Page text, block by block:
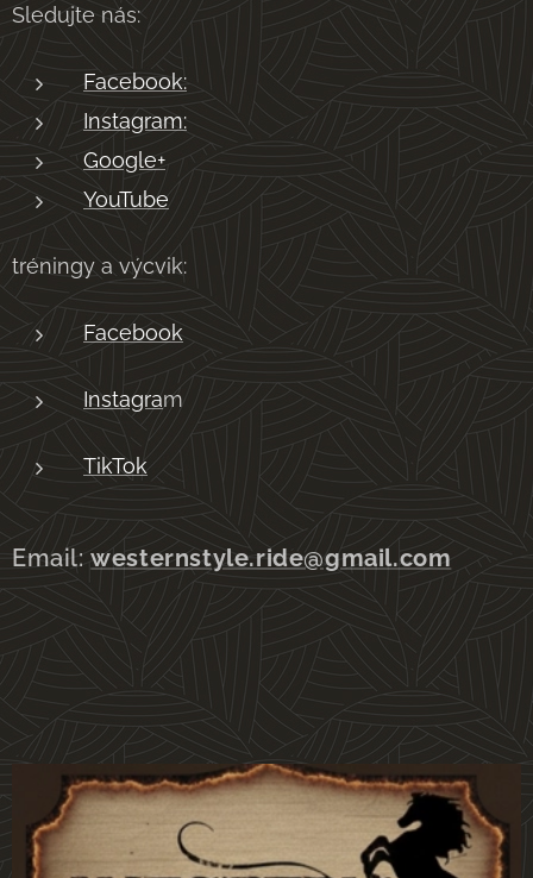
Sledujte nás:
Facebook:
Instagram:
Google+
YouTube
tréningy a výcvik:
Facebook
Instagram
TikTok
Email:westernstyle.ride@gmail.com